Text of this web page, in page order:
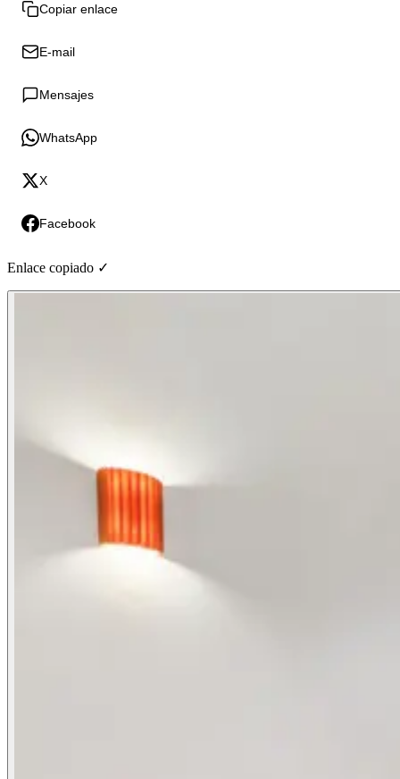
Copiar enlace
E-mail
Mensajes
WhatsApp
X
Facebook
Enlace copiado ✓